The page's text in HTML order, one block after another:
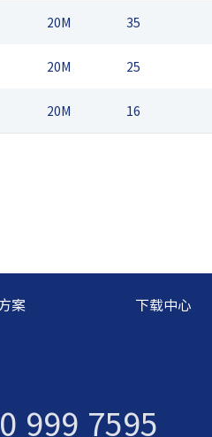
20M 35
20M 25
20M 16
案 下载中心
999 7595